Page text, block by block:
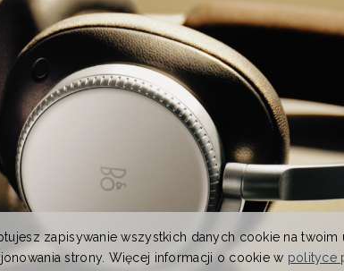
zapisywanie wszystkich danych cookie na
strony. Więcej informacji o cookie w polityce